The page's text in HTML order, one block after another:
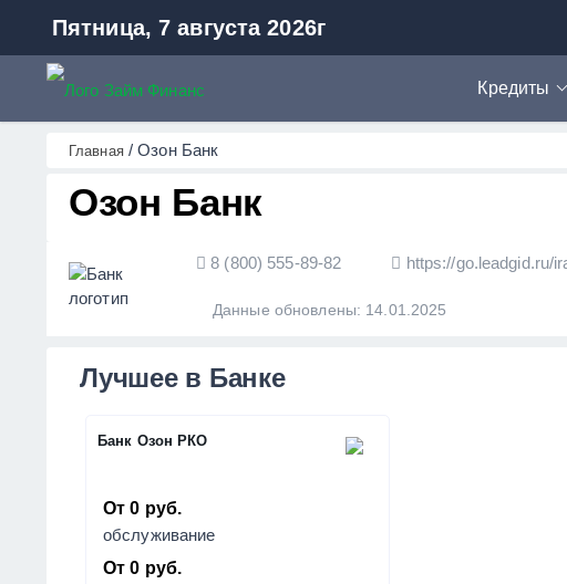
Пятница, 7 августа 2026г
ZaymFinans
Кредиты
Главная/Озон Банк
Озон Банк
8 (800) 555-89-82 https://go.leadgid.ru/
Данные обновлены: 14.01.2025
Лучшее в Банке
Банк Озон РКО
От 0 руб.
обслуживание
От 0 руб.